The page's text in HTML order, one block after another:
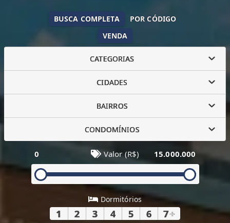
VENDA
BUSCA COMPLETA POR CÓDIGO
CATEGORIAS
CIDADES
BAIRROS
CONDOMÍNIOS
0 Valor (R$) 15.000.000
Dormitórios
1 2 3 4 5 6 7+